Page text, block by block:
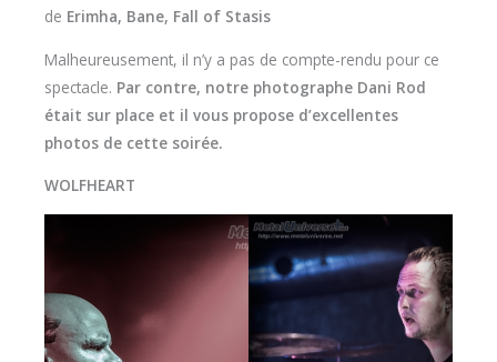
de Erimha, Bane, Fall of Stasis
Malheureusement, il n’y a pas de compte-rendu pour ce
spectacle. Par contre, notre photographe Dani Rod
était sur place et il vous propose d’excellentes
photos de cette soirée.
WOLFHEART